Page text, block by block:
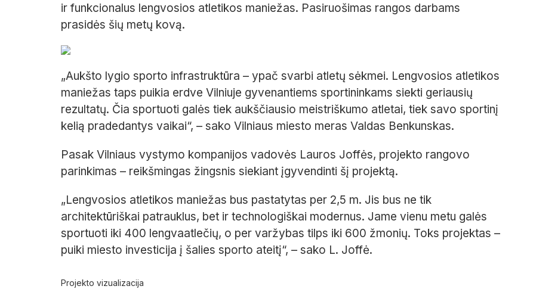
ir funkcionalus lengvosios atletikos maniežas. Pasiruošimas rangos darbams
prasidės šių metų kovą.
„Aukšto lygio sporto infrastruktūra – ypač svarbi atletų sėkmei. Lengvosios atletikos
maniežas taps puikia erdve Vilniuje gyvenantiems sportininkams siekti geriausių
rezultatų. Čia sportuoti galės tiek aukščiausio meistriškumo atletai, tiek savo sportinį
kelią pradedantys vaikai“, – sako Vilniaus miesto meras Valdas Benkunskas.
Pasak Vilniaus vystymo kompanijos vadovės Lauros Joffės, projekto rangovo
parinkimas – reikšmingas žingsnis siekiant įgyvendinti šį projektą.
„Lengvosios atletikos maniežas bus pastatytas per 2,5 m. Jis bus ne tik
architektūriškai patrauklus, bet ir technologiškai modernus. Jame vienu metu galės
sportuoti iki 400 lengvaatlečių, o per varžybas tilps iki 600 žmonių. Toks projektas –
puiki miesto investicija į šalies sporto ateitį“, – sako L. Joffė.
Projekto vizualizacija